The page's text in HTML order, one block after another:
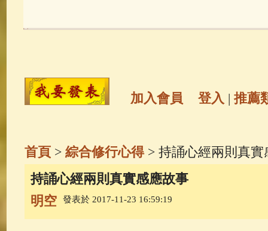
玉曆寶鈔(236) 地藏經(225)
高僧故事 (142) 放生護生 (133)
一切如來心秘密全身舍利寶篋印
生活禪(70) 釋迦牟尼佛傳
加入會員 登入 | 推薦
首頁> 綜合修行心得> 持誦心經兩則真實
持誦心經兩則真實感應故事
明空
發表於 2017-11-23 16:59:19